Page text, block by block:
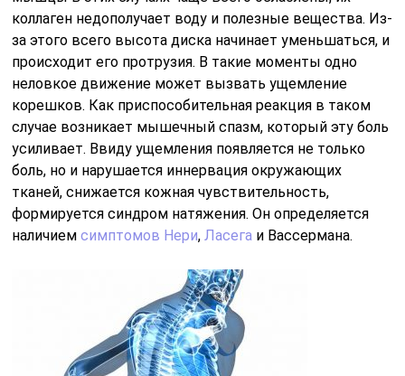
коллаген недополучает воду и полезные вещества. Из-
за этого всего высота диска начинает уменьшаться, и
происходит его протрузия. В такие моменты одно
неловкое движение может вызвать ущемление
корешков. Как приспособительная реакция в таком
случае возникает мышечный спазм, который эту боль
усиливает. Ввиду ущемления появляется не только
боль, но и нарушается иннервация окружающих
тканей, снижается кожная чувствительность,
формируется синдром натяжения. Он определяется
наличиемсимптомов Нери,Ласега и Вассермана.